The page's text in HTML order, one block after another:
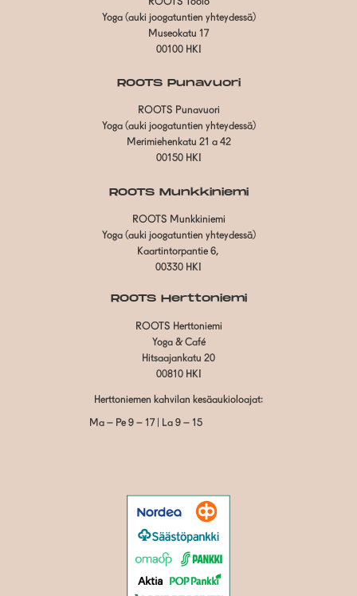
Yoga (auki joogatuntien yhteydessä)
Museokatu 17
00100 HKI
ROOTS Punavuori
ROOTS Punavuori
Yoga (auki joogatuntien yhteydessä)
Merimiehenkatu 21 a 42
00150 HKI
ROOTS Munkkiniemi
ROOTS Munkkiniemi
Yoga (auki joogatuntien yhteydessä)
Kaartintorpantie 6,
00330 HKI
ROOTS Herttoniemi
ROOTS Herttoniemi
Yoga & Café
Hitsaajankatu 20
00810 HKI
Herttoniemen kahvilan kesäaukioloajat:
Ma – Pe 9 – 17 | La 9 – 15